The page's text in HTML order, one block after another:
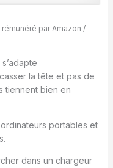
par Amazon /
la tête et pas de
tiennent bien en
portables et
dans un chargeur